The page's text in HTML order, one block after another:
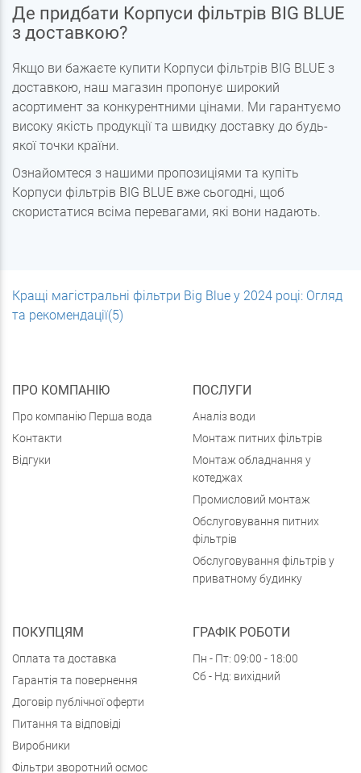
Де придбати Корпуси фільтрів BIG BLUE
з доставкою?
Якщо ви бажаєте купити Корпуси фільтрів BIG BLUE з
доставкою, наш магазин пропонує широкий
асортимент за конкурентними цінами. Ми гарантуємо
високу якість продукції та швидку доставку до будь-
якої точки країни.
Ознайомтеся з нашими пропозиціями та купіть
Корпуси фільтрів BIG BLUE вже сьогодні, щоб
скористатися всіма перевагами, які вони надають.
Кращі магістральні фільтри Big Blue у 2024 році: Огляд
та рекомендації(5)
ПРО КОМПАНІЮ
Про компанію Перша вода
Контакти
Відгуки
ПОСЛУГИ
Аналіз води
Монтаж питних фільтрів
Монтаж обладнання у
котеджах
Промисловий монтаж
Обслуговування питних
фільтрів
Обслуговування фільтрів у
приватному будинку
ПОКУПЦЯМ
Оплата та доставка
Гарантія та повернення
Договір публічної оферти
Питання та відповіді
Виробники
Фільтри зворотний осмос
ГРАФІК РОБОТИ
Пн - Пт: 09:00 - 18:00
Сб - Нд: вихідний